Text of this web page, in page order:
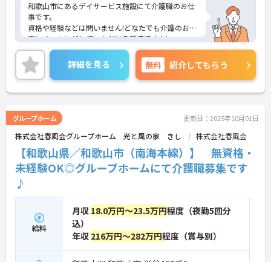
和歌山市にあるデイサービス施設にて介護職のお仕
事です。
資格や経験などは問いません!どなたでも介護のお仕
事にチャレンジしていただける環境ですよ!
週休2日制で残業はほぼありません。リフレッシュ
しながら、仕事もプライベートも充実した毎日を送
ることができます♪
ご興味がある方は是非一度マイナビまでお問い合わ
せください。さらに詳細などお伝えします！
詳細を見る 無料 紹介してもらう
グループホーム 更新日：2025年10月01日
株式会社春風会グループホーム 光と風の家 きし 株式会社春風会
【和歌山県／和歌山市（南海本線）】 無資格・
未経験OK◎グループホームにて介護職募集です
♪
給料
月収 18.0万円～23.5万円程度（夜勤5回分
込）
年収 216万円～282万円程度（賞与別）